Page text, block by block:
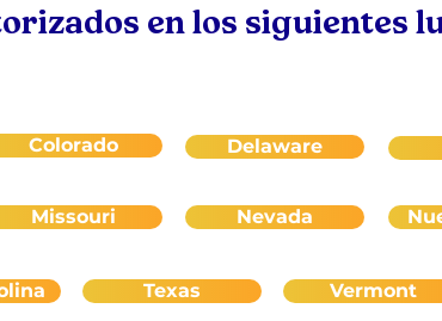
en los siguientes
Colorado Delaware
Missouri Nevada
Texas Vermont